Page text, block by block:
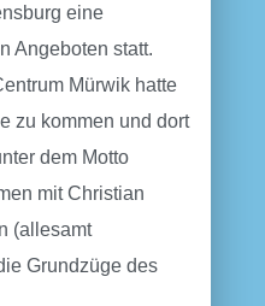
eine
Angeboten statt.
Mürwik hatte
zu kommen und dort
dem Motto
mit Christian
(allesamt
Grundzüge des